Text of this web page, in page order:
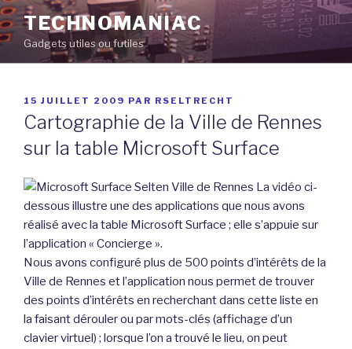
Aller
au
contenu
principal
TECHNOMANIAC
Gadgets utiles ou futiles
PUBLIÉ
LE
15 JUILLET 2009 PAR RSELTRECHT
Cartographie de la Ville de Rennes
sur la table Microsoft Surface
La vidéo ci-
dessous illustre une des applications que nous avons
réalisé avec la table Microsoft Surface ; elle s’appuie sur
l’application « Concierge ».
Nous avons configuré plus de 500 points d’intérêts de la
Ville de Rennes et l’application nous permet de trouver
des points d’intérêts en recherchant dans cette liste en
la faisant dérouler ou par mots-clés (affichage d’un
clavier virtuel) ; lorsque l’on a trouvé le lieu, on peut